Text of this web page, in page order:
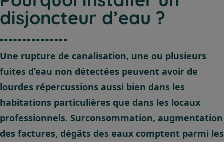
disjoncteur d’eau ?
Une rupture de canalisation, une ou plusieurs
fuites d’eau non détectées peuvent avoir de
lourdes répercussions aussi bien dans les
habitations particulières que dans les locaux
professionnels. Surconsommation, augmentation
des factures, dégâts des eaux comptent parmi les